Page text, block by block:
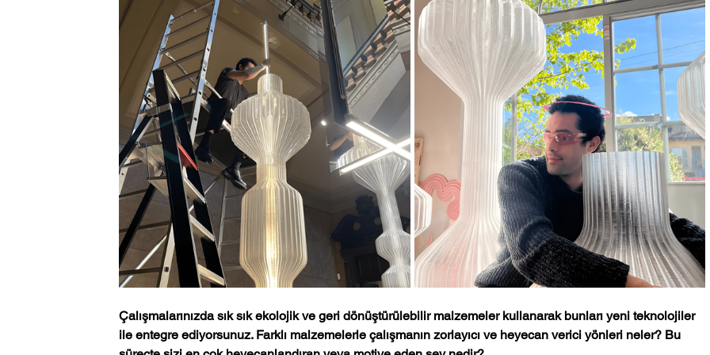
Çalışmalarınızda sık sık ekolojik ve geri dönüştürülebilir malzemeler kullanarak bunları yeni teknolojiler
ile entegre ediyorsunuz. Farklı malzemelerle çalışmanın zorlayıcı ve heyecan verici yönleri neler? Bu